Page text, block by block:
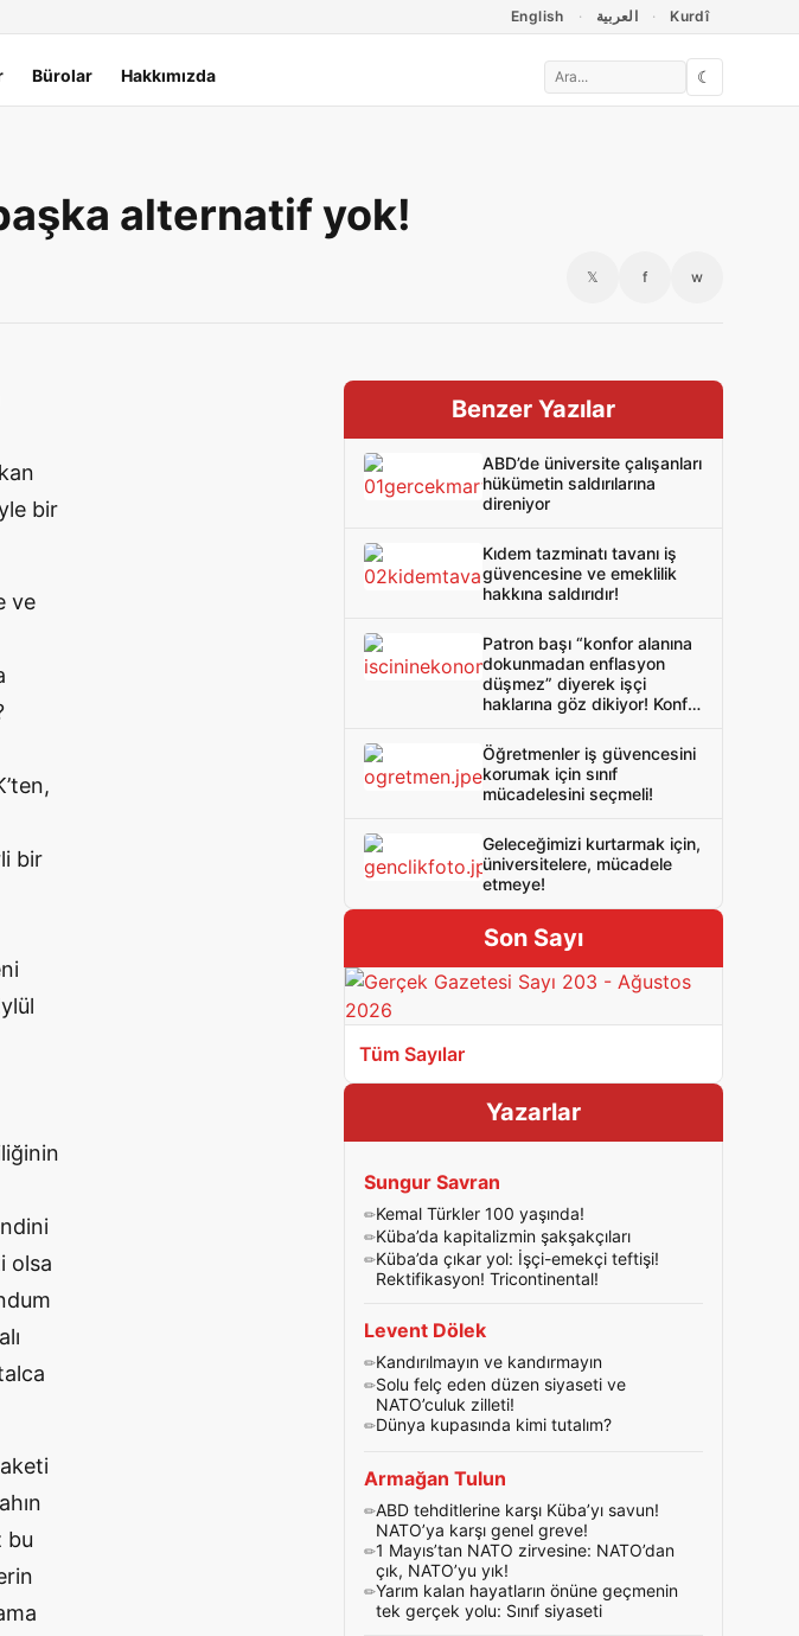
English العربية Kurdî
Bürolar Hakkımızda ☾
alternatif yok!
𝕏 f w
bir
ve
bir
olsa
bu
Benzer Yazılar
ABD’de üniversite çalışanları
hükümetin saldırılarına
direniyor
Kıdem tazminatı tavanı iş
güvencesine ve emeklilik
hakkına saldırıdır!
Patron başı “konfor alanına
dokunmadan enflasyon
düşmez” diyerek işçi
haklarına göz dikiyor! Konfor
İşçide bıçak kemiğe
dayandı!
Öğretmenler iş güvencesini
korumak için sınıf
mücadelesini seçmeli!
Geleceğimizi kurtarmak için,
üniversitelere, mücadele
etmeye!
Son Sayı
Tüm Sayılar
Yazarlar
Sungur Savran
Kemal Türkler 100 yaşında!
Küba’da kapitalizmin şakşakçıları
Küba’da çıkar yol: İşçi-emekçi teftişi!
Rektifikasyon! Tricontinental!
Levent Dölek
Kandırılmayın ve kandırmayın
Solu felç eden düzen siyaseti ve
NATO’culuk zilleti!
Dünya kupasında kimi tutalım?
Armağan Tulun
ABD tehditlerine karşı Küba’yı savun!
NATO’ya karşı genel greve!
1 Mayıs’tan NATO zirvesine: NATO’dan
çık, NATO’yu yık!
Yarım kalan hayatların önüne geçmenin
tek gerçek yolu: Sınıf siyaseti